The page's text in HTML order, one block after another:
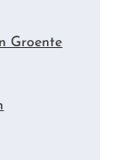
Groente